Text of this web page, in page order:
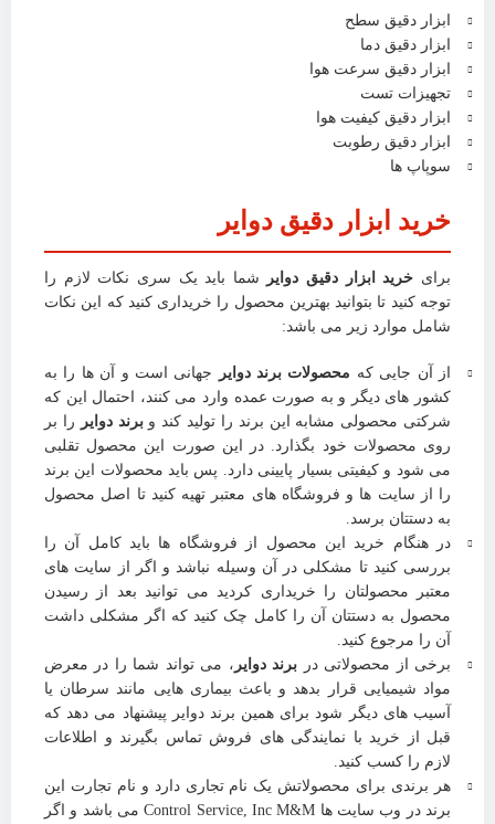
ابزار دقیق سطح
ابزار دقیق دما
ابزار دقیق سرعت هوا
تجهیزات تست
ابزار دقیق کیفیت هوا
ابزار دقیق رطوبت
سوپاپ ها
خرید ابزار دقیق دوایر
برای خرید ابزار دقیق دوایر
شما باید یک سری نکات لازم را
توجه کنید تا بتوانید بهترین محصول را خریداری کنید که این نکات
شامل موارد زیر می باشد:
از آن جایی که محصولات برند دوایر
جهانی است و آن ها را به
کشور های دیگر و به صورت عمده وارد می کنند، احتمال این که
شرکتی محصولی مشابه این برند را تولید کند وبرند دوایر
را بر
روی محصولات خود بگذارد. در این صورت این محصول تقلبی
می شود و کیفیتی بسیار پایینی دارد. پس باید محصولات این برند
را از سایت ها و فروشگاه های معتبر تهیه کنید تا اصل محصول
به دستتان برسد.
در هنگام خرید این محصول از فروشگاه ها باید کامل آن را
بررسی کنید تا مشکلی در آن وسیله نباشد و اگر از سایت های
معتبر محصولتان را خریداری کردید می توانید بعد از رسیدن
محصول به دستتان آن را کامل چک کنید که اگر مشکلی داشت
آن را مرجوع کنید.
برخی از محصولاتی در برند دوایر ، می تواند شما را در معرض
مواد شیمیایی قرار بدهد و باعث بیماری هایی مانند سرطان یا
آسیب های دیگر شود برای همین برند دوایر پیشنهاد می دهد که
قبل از خرید با نمایندگی های فروش تماس بگیرند و اطلاعات
لازم را کسب کنید.
هر برندی برای محصولاتش یک نام تجاری دارد و نام تجارت این
برند در وب سایت ها Control Service, Inc M&M می باشد و اگر